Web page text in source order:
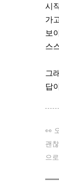
시
가
보
스
그
답
👀
괜
으